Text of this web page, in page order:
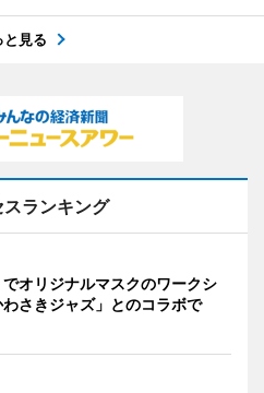
と見る
スランキング
でオリジナルマスクのワークシ
さきジャズ」とのコラボで